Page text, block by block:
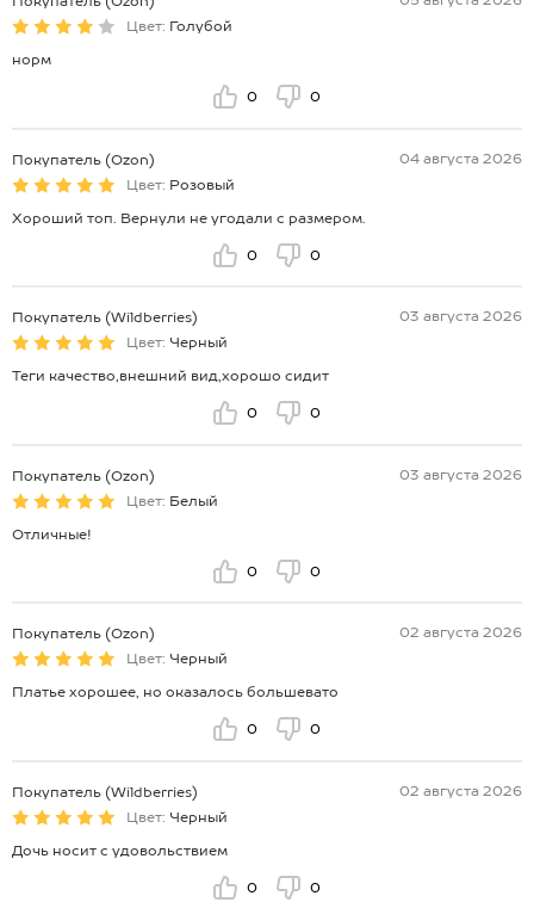
Цвет: Голубой
норм
0 0
Покупатель (Ozon)
04 августа 2026
Цвет: Розовый
Хороший топ. Вернули не угодали с размером.
0 0
Покупатель (Wildberries)
03 августа 2026
Цвет: Черный
Теги качество,внешний вид,хорошо сидит
0 0
Покупатель (Ozon)
03 августа 2026
Цвет: Белый
Отличные!
0 0
Покупатель (Ozon)
02 августа 2026
Цвет: Черный
Платье хорошее, но оказалось большевато
0 0
Покупатель (Wildberries)
02 августа 2026
Цвет: Черный
Дочь носит с удовольствием
0 0